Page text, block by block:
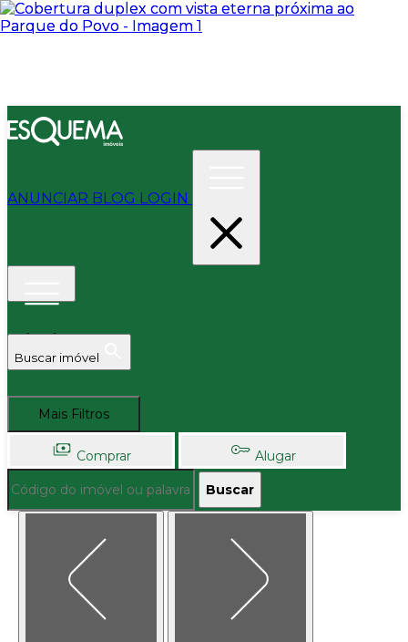
ANUNCIAR BLOG LOGIN
Buscar imóvel
Mais Filtros
Comprar Alugar
Buscar